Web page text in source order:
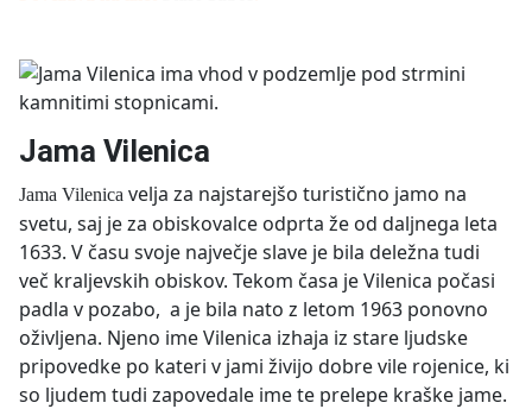
Jama Vilenica
Jama Vilenica velja za najstarejšo turistično jamo na
svetu, saj je za obiskovalce odprta že od daljnega leta
1633. V času svoje največje slave je bila deležna tudi
več kraljevskih obiskov. Tekom časa je Vilenica počasi
padla v pozabo, a je bila nato z letom 1963 ponovno
oživljena. Njeno ime Vilenica izhaja iz stare ljudske
pripovedke po kateri v jami živijo dobre vile rojenice, ki
so ljudem tudi zapovedale ime te prelepe kraške jame.